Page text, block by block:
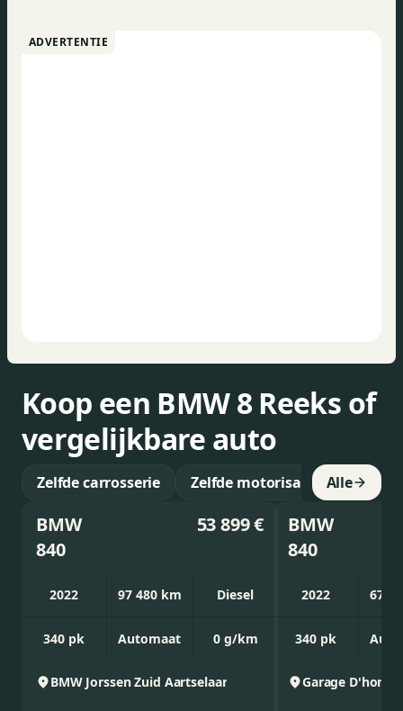
ADVERTENTIE
Koop een BMW 8 Reeks of
vergelijkbare auto
Zelfde carrosserie Zelfde motorisatie Alle
BMW
840
53 899 €
2022 97 480 km Diesel
340 pk Automaat 0 g/km
BMW Jorssen Zuid Aartselaar
BMW
840
2022 67
340 pk
Garage D'hont